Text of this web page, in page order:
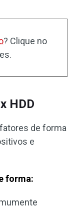
? Clique no
HDD
de forma
e
forma: